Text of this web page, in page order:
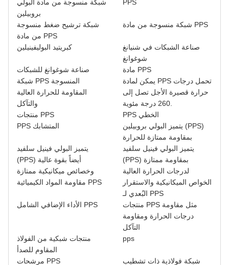
شبكة منسوجة من مادة البولي
بروبيلين
PPS
شبكة ترشيح ضغط منسوجة
من مادة PPS
شبكة منسوجة من مادة PPS
كبريتيد البوليفينيلين
صناعة الشبكات في شنيانغ
شوغوانغ
صناعة شوغوانغ للشبكات
مادة PPS
شبكة PPS المنسوجة
المقاومة للحرارة العالية
والتآكل
يمكن لمادة PPS تحمل درجات
حرارة قصيرة الأجل تصل إلى
منتجات PPS
PPS الخطي
PPS المتشابك
يتميز البولي بروبيلين (PPS)
بمقاومة ممتازة للحرارة
يتميز البولي فينيل سلفيد
(PPS) أيضاً بقوة عالية
وخصائص ميكانيكية ممتازة
يتميز البولي فينيل سلفيد
(PPS) بمقاومة ممتازة
لدرجات الحرارة العالية
مقاومة المواد الكيميائية PPS
الخواص الميكانيكية والاستقرار
البُعدي لـ PPS
الأداء الإضافي الشامل PPS
منتجات PPS مثل مقاومة
درجات الحرارة ومقاومة
التآكل
منتجات شبكية من الفولاذ
المقاوم للصدأ
pps
مرشحات PPS
شبكة فولاذية ذات تشطيب